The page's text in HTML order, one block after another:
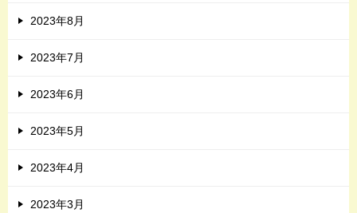
2023年8月
2023年7月
2023年6月
2023年5月
2023年4月
2023年3月